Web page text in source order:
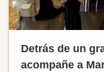
Detrás de un
acompañe a